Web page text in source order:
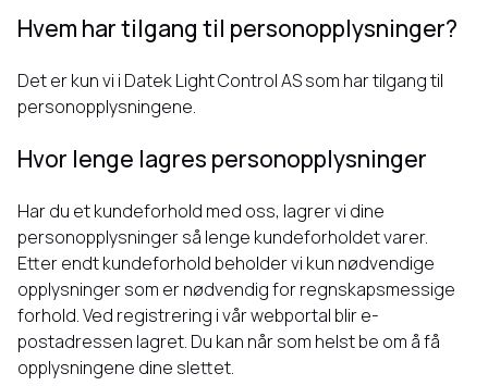
Hvem har tilgang til personopplysninger?
Det er kun vi i Datek Light Control AS som har tilgang til
personopplysningene.
Hvor lenge lagres personopplysninger
Har du et kundeforhold med oss, lagrer vi dine
personopplysninger så lenge kundeforholdet varer.
Etter endt kundeforhold beholder vi kun nødvendige
opplysninger som er nødvendig for regnskapsmessige
forhold. Ved registrering i vår webportal blir e-
postadressen lagret. Du kan når som helst be om å få
opplysningene dine slettet.